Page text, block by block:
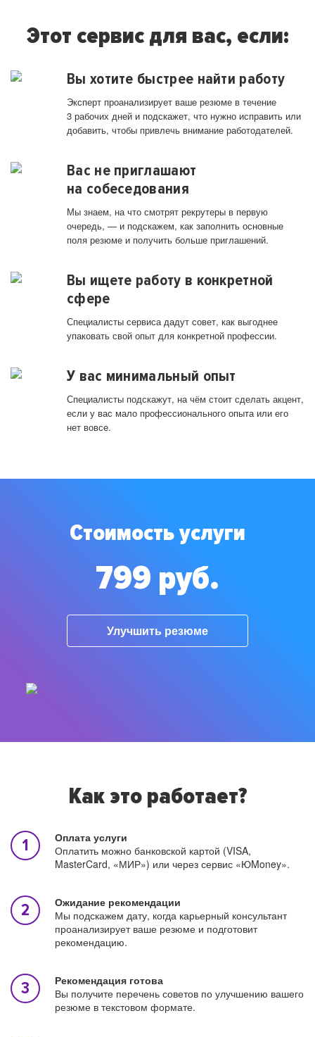
Этот сервис для вас, если:
Вы хотите быстрее найти работу
Эксперт проанализирует ваше резюме в течение
3 рабочих дней и подскажет, что нужно исправить или
добавить, чтобы привлечь внимание работодателей.
Вас не приглашают
на собеседования
Мы знаем, на что смотрят рекрутеры в первую
очередь, — и подскажем, как заполнить основные
поля резюме и получить больше приглашений.
Вы ищете работу в конкретной
сфере
Специалисты сервиса дадут совет, как выгоднее
упаковать свой опыт для конкретной профессии.
У вас минимальный опыт
Специалисты подскажут, на чём стоит сделать акцент,
если у вас мало профессионального опыта или его
нет вовсе.
Стоимость услуги
799 руб.
Улучшить резюме
Как это работает?
Оплата услуги
Оплатить можно банковской картой (VISA,
MasterCard, «МИР») или через сервис «ЮMoney».
Ожидание рекомендации
Мы подскажем дату, когда карьерный консультант
проанализирует ваше резюме и подготовит
рекомендацию.
Рекомендация готова
Вы получите перечень советов по улучшению вашего
резюме в текстовом формате.